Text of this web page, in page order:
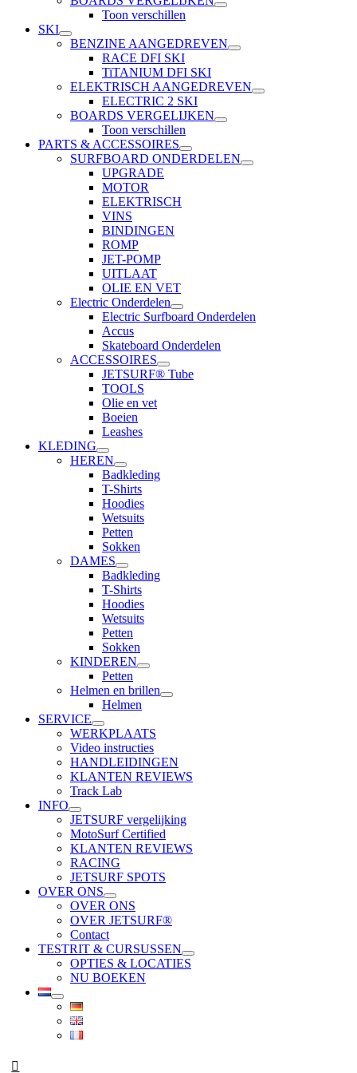
Toon verschillen
SKI
BENZINE AANGEDREVEN
RACE DFI SKI
TiTANIUM DFI SKI
ELEKTRISCH AANGEDREVEN
ELECTRIC 2 SKI
BOARDS VERGELIJKEN
Toon verschillen
PARTS & ACCESSOIRES
SURFBOARD ONDERDELEN
UPGRADE
MOTOR
ELEKTRISCH
VINS
BINDINGEN
ROMP
JET-POMP
UITLAAT
OLIE EN VET
Electric Onderdelen
Electric Surfboard Onderdelen
Accus
Skateboard Onderdelen
ACCESSOIRES
JETSURF® Tube
TOOLS
Olie en vet
Boeien
Leashes
KLEDING
HEREN
Badkleding
T-Shirts
Hoodies
Wetsuits
Petten
Sokken
DAMES
Badkleding
T-Shirts
Hoodies
Wetsuits
Petten
Sokken
KINDEREN
Petten
Helmen en brillen
Helmen
SERVICE
WERKPLAATS
Video instructies
HANDLEIDINGEN
KLANTEN REVIEWS
Track Lab
INFO
JETSURF vergelijking
MotoSurf Certified
KLANTEN REVIEWS
RACING
JETSURF SPOTS
OVER ONS
OVER ONS
OVER JETSURF®
Contact
TESTRIT & CURSUSSEN
OPTIES & LOCATIES
NU BOEKEN